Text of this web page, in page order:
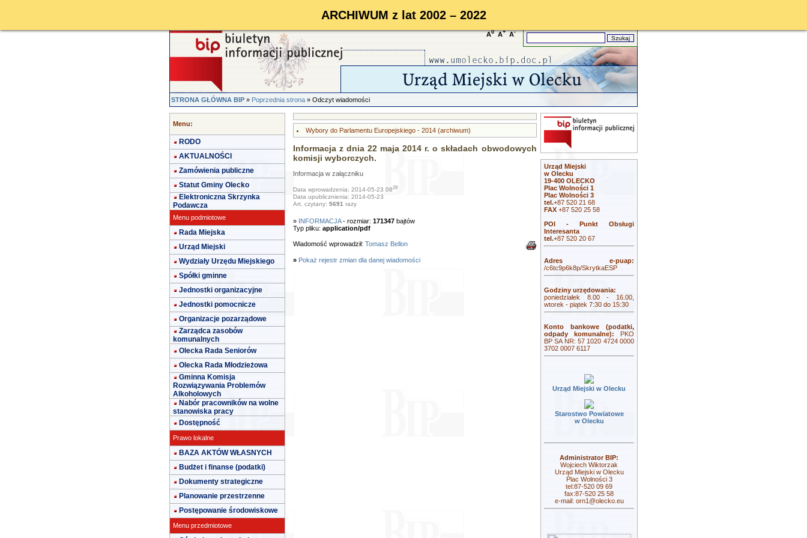
ARCHIWUM z lat 2002 – 2022
A0 A+ A-
STRONA GŁÓWNA BIP»Poprzednia strona» Odczyt wiadomości
Menu:
RODO
AKTUALNOŚCI
Zamówienia publiczne
Statut Gminy Olecko
Elektroniczna Skrzynka
Podawcza
Menu podmiotowe
Rada Miejska
Urząd Miejski
Wydziały Urzędu Miejskiego
Spółki gminne
Jednostki organizacyjne
Jednostki pomocnicze
Organizacje pozarządowe
Zarządca zasobów
komunalnych
Olecka Rada Seniorów
Olecka Rada Młodzieżowa
Gminna Komisja
Rozwiązywania Problemów
Alkoholowych
Nabór pracowników na wolne
stanowiska pracy
Dostępność
Prawo lokalne
BAZA AKTÓW WŁASNYCH
Budżet i finanse (podatki)
Dokumenty strategiczne
Planowanie przestrzenne
Postępowanie środowiskowe
Menu przedmiotowe
Wybory do Parlamentu Europejskiego - 2014 (archiwum)
Informacja z dnia 22 maja 2014 r. o składach obwodowych
komisji wyborczych.
Informacja w załączniku
Data wprowadzenia: 2014-05-23 0829
Data upublicznienia: 2014-05-23
Art. czytany: 5691razy
» INFORMACJA- rozmiar: 171347bajtów
Typ pliku: application/pdf
Wiadomość wprowadził: Tomasz Bellon
» Pokaż rejestr zmian dla danej wiadomości
Urząd Miejski
w Olecku
19-400 OLECKO
Plac Wolności 1
Plac Wolności 3
tel.+87 520 21 68
FAX +87 520 25 58
POI - Punkt Obsługi
Interesanta
tel.+87 520 20 67
Adres e-puap:
/c6tc9p6k8p/SkrytkaESP
Godziny urzędowania:
poniedziałek 8.00 - 16.00,
wtorek - piątek 7:30 do 15:30
Konto bankowe (podatki,
odpady komunalne): PKO
BP SA NR: 57 1020 4724 0000
3702 0007 6117
Urząd Miejski w Olecku
Starostwo Powiatowe
w Olecku
Administrator BIP:
Wojciech Wiktorzak
Urząd Miejski w Olecku
Plac Wolności 3
tel:87-520 09 69
fax:87-520 25 58
e-mail: orn1@olecko.eu